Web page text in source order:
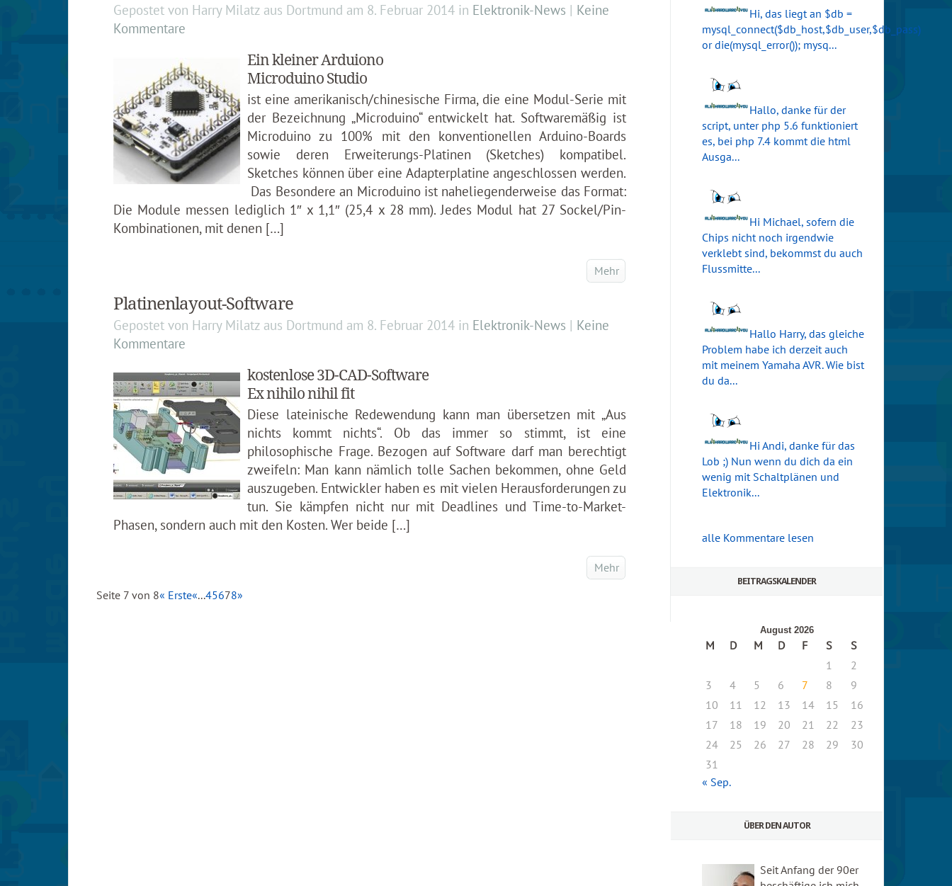
Gepostet von Harry Milatz aus Dortmund am 8. Februar 2014 in Elektronik-News | Keine
Kommentare
Ein kleiner Arduiono
Microduino Studio
ist eine amerikanisch/chinesische Firma, die eine Modul-Serie mit
der Bezeichnung „Microduino“ entwickelt hat. Softwaremäßig ist
Microduino zu 100% mit den konventionellen Arduino-Boards
sowie deren Erweiterungs-Platinen (Sketches) kompatibel.
Sketches können über eine Adapterplatine angeschlossen werden.
Das Besondere an Microduino ist naheliegenderweise das Format:
Die Module messen lediglich 1″ x 1,1″ (25,4 x 28 mm). Jedes Modul hat 27 Sockel/Pin-
Kombinationen, mit denen […]
Mehr
Platinenlayout-Software
Gepostet von Harry Milatz aus Dortmund am 8. Februar 2014 in Elektronik-News | Keine
Kommentare
kostenlose 3D-CAD-Software
Ex nihilo nihil fit
Diese lateinische Redewendung kann man übersetzen mit „Aus
nichts kommt nichts“. Ob das immer so stimmt, ist eine
philosophische Frage. Bezogen auf Software darf man berechtigt
zweifeln: Man kann nämlich tolle Sachen bekommen, ohne Geld
auszugeben. Entwickler haben es mit vielen Herausforderungen zu
tun. Sie kämpfen nicht nur mit Deadlines und Time-to-Market-
Phasen, sondern auch mit den Kosten. Wer beide […]
Mehr
Seite 7 von 8« Erste«...45678»
Hi, das liegt an $db =
mysql_connect($db_host,$db_user,$db_pass)
or die(mysql_error()); mysq...
Hallo, danke für der
script, unter php 5.6 funktioniert
es, bei php 7.4 kommt die html
Ausga...
Hi Michael, sofern die
Chips nicht noch irgendwie
verklebt sind, bekommst du auch
Flussmitte...
Hallo Harry, das gleiche
Problem habe ich derzeit auch
mit meinem Yamaha AVR. Wie bist
du da...
Hi Andi, danke für das
Lob ;) Nun wenn du dich da ein
wenig mit Schaltplänen und
Elektronik...
alle Kommentare lesen
BEITRAGSKALENDER
August 2026
M D M D F S
S
1
2
3
4 5 6 7 8
9
10
11 12 13 14 15
16
17
18 19 20 21 22
23
24
25 26 27 28 29
30
31
« Sep.
ÜBER DEN AUTOR
Seit Anfang der 90er